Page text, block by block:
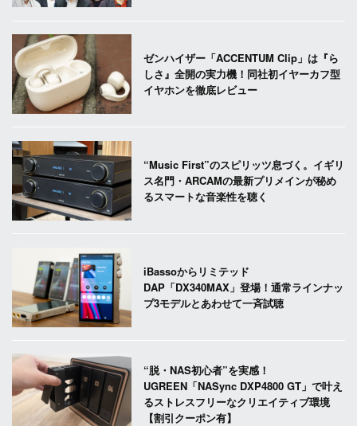
ゼンハイザー「ACCENTUM Clip」は『ら
しさ』全開の実力機！同社初イヤーカフ型
イヤホンを徹底レビュー
“Music First”のスピリッツ息づく。イギリ
ス名門・ARCAMの最新プリメインが秘め
るスマートな音楽性を聴く
iBassoからリミテッド
DAP「DX340MAX」登場！通常ラインナッ
プ3モデルとあわせて一斉試聴
“脱・NAS初心者”を実感！
UGREEN「NASync DXP4800 GT」で叶え
るストレスフリーなクリエイティブ環境
【割引クーポン有】